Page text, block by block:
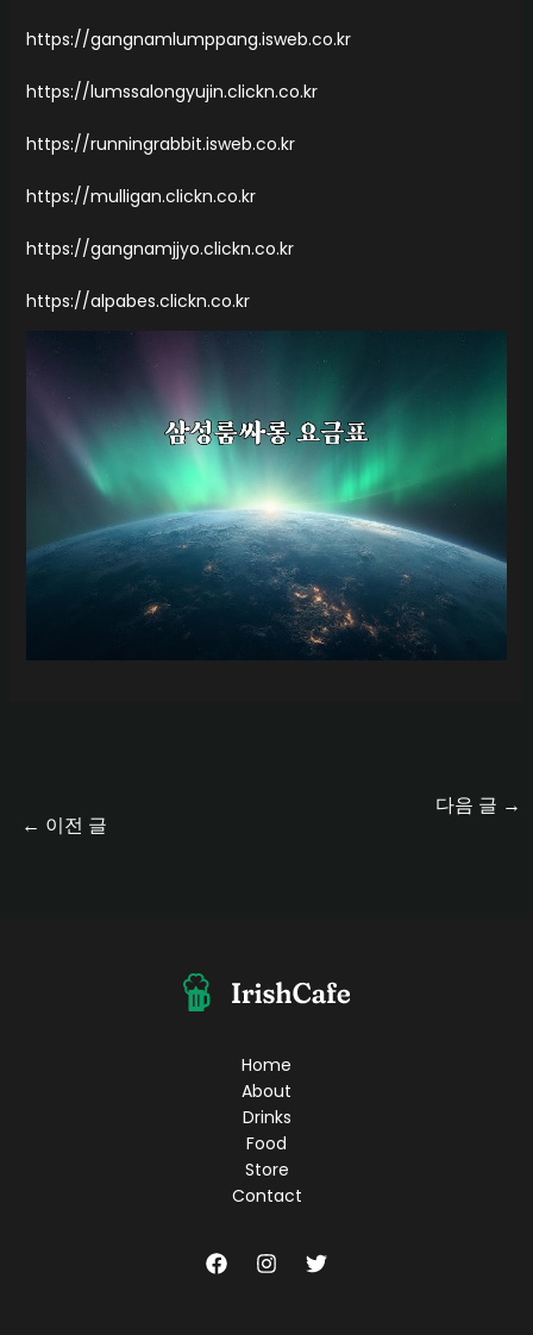
https://gangnamlumppang.isweb.co.kr
https://lumssalongyujin.clickn.co.kr
https://runningrabbit.isweb.co.kr
https://mulligan.clickn.co.kr
https://gangnamjjyo.clickn.co.kr
https://alpabes.clickn.co.kr
← 이전 글
다음 글 →
Home
About
Drinks
Food
Store
Contact